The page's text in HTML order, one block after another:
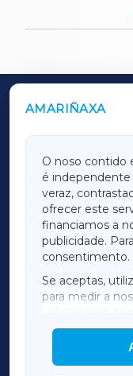
AMARIÑAXA
O noso contido
é
veraz,
ofrecer este
financiamos a
publicidade.
consentimento.
Se aceptas,
para medir a
utilizaremos
mostrar
Así mesmo,
cookies que
OUTROS